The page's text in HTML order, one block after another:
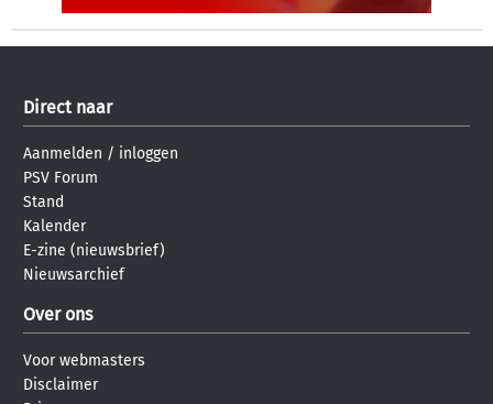
Direct naar
Aanmelden / inloggen
PSV Forum
Stand
Kalender
E-zine (nieuwsbrief)
Nieuwsarchief
Over ons
Voor webmasters
Disclaimer